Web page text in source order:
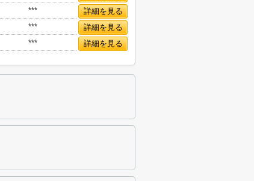
***
詳細を見る
***
詳細を見る
*** 詳細を見る